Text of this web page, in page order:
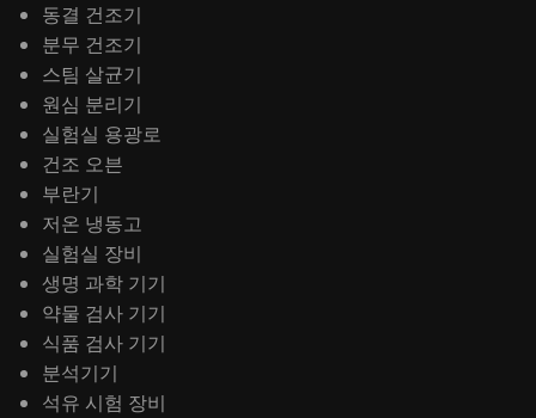
동결 건조기
분무 건조기
스팀 살균기
원심 분리기
실험실 용광로
건조 오븐
부란기
저온 냉동고
실험실 장비
생명 과학 기기
약물 검사 기기
식품 검사 기기
분석기기
석유 시험 장비